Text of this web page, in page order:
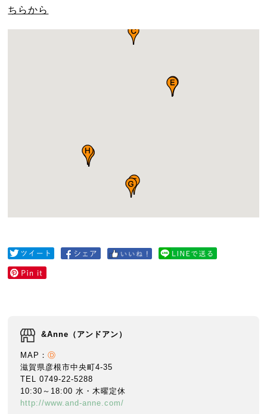
ちらから
&Anne（アンドアン）
MAP：Ⓓ
滋賀県彦根市中央町4-35
TEL 0749-22-5288
10:30～18:00 水・木曜定休
http://www.and-anne.com/